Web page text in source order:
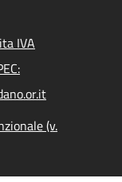
IVA
(v.